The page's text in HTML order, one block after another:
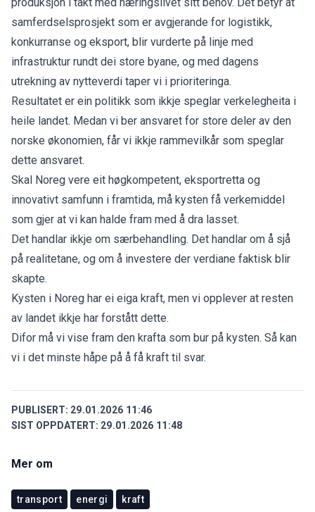
samferdselsprosjekt som er avgjerande for logistikk,
konkurranse og eksport, blir vurderte på linje med
infrastruktur rundt dei store byane, og med dagens
utrekning av nytteverdi taper vi i prioriteringa.
Resultatet er ein politikk som ikkje speglar verkelegheita i
heile landet. Medan vi ber ansvaret for store deler av den
norske økonomien, får vi ikkje rammevilkår som speglar
dette ansvaret.
Skal Noreg vere eit høgkompetent, eksportretta og
innovativt samfunn i framtida, må kysten få verkemiddel
som gjer at vi kan halde fram med å dra lasset.
Det handlar ikkje om særbehandling. Det handlar om å sjå
på realitetane, og om å investere der verdiane faktisk blir
skapte.
Kysten i Noreg har ei eiga kraft, men vi opplever at resten
av landet ikkje har forstått dette.
Difor må vi vise fram den krafta som bur på kysten. Så kan
vi i det minste håpe på å få kraft til svar.
PUBLISERT: 29.01.2026 11:46
SIST OPPDATERT: 29.01.2026 11:48
Mer om
transport energi kraft